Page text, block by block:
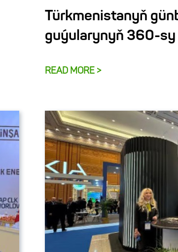
Türkmenistanyň
guýularynyň 360-sy
READ MORE >